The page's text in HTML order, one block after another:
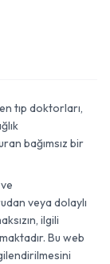
tıp doktorları,
bağımsız bir
veya dolaylı
ilgili
Bu web